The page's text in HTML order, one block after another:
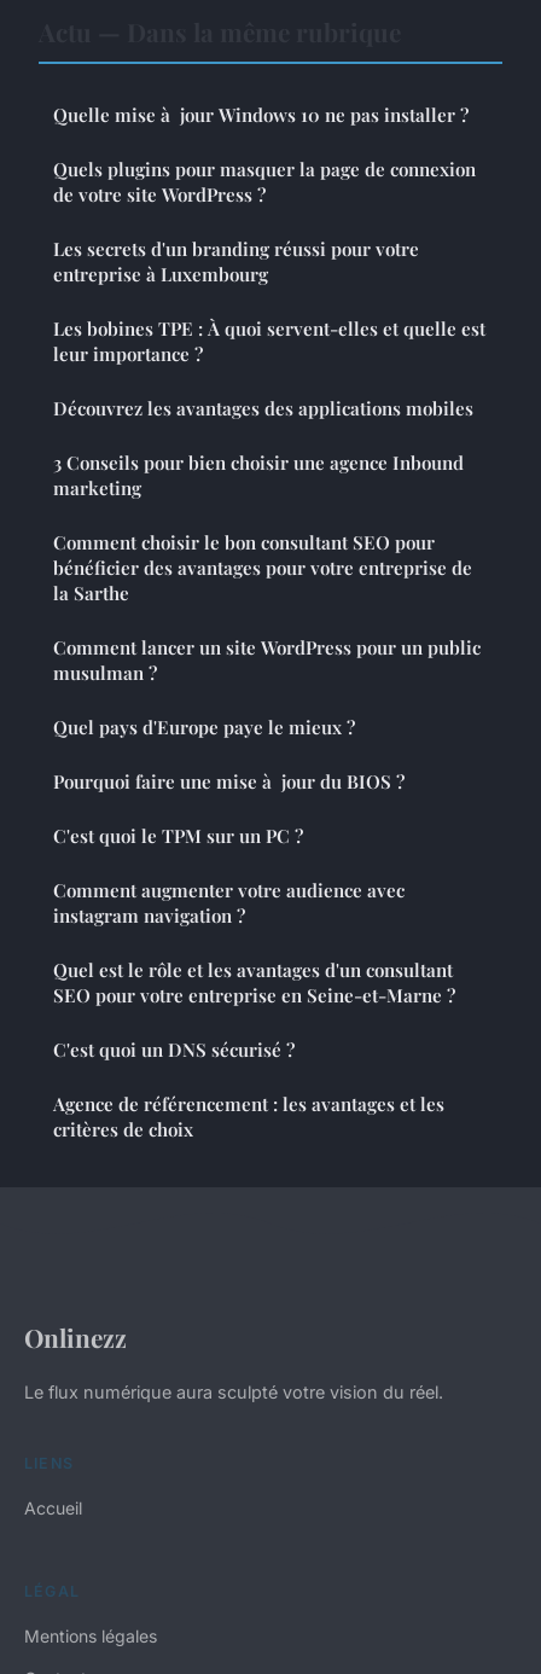
Quelle mise à jour Windows 10 ne pas installer ?
Quels plugins pour masquer la page de connexion
de votre site WordPress ?
Les secrets d'un branding réussi pour votre
entreprise à Luxembourg
Les bobines TPE : À quoi servent-elles et quelle est
leur importance ?
Découvrez les avantages des applications mobiles
3 Conseils pour bien choisir une agence Inbound
marketing
Comment choisir le bon consultant SEO pour
bénéficier des avantages pour votre entreprise de
la Sarthe
Comment lancer un site WordPress pour un public
musulman ?
Quel pays d'Europe paye le mieux ?
Pourquoi faire une mise à jour du BIOS ?
C'est quoi le TPM sur un PC ?
Comment augmenter votre audience avec
instagram navigation ?
Quel est le rôle et les avantages d'un consultant
SEO pour votre entreprise en Seine-et-Marne ?
C'est quoi un DNS sécurisé ?
Agence de référencement : les avantages et les
critères de choix
Onlinezz
Le flux numérique aura sculpté votre vision du réel.
LIENS
Accueil
LÉGAL
Mentions légales